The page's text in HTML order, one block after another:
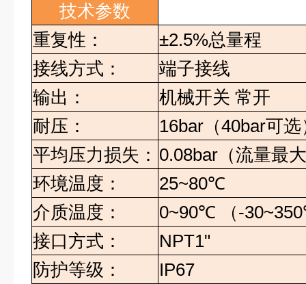
技术参数
重复性：
±2.5%总量程
接线方式：
端子接线
输出：
机械开关 常开
耐压：
16bar （40bar可选
平均压力损失： 0.08bar （流量最
环境温度：
25~80℃
介质温度：
0~90℃ （-30~350
接口方式：
NPT1"
防护等级：
IP67